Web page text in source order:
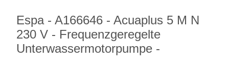
Espa - A166646 - Acuaplus 5 M N
230 V - Frequenzgeregelte
Unterwassermotorpumpe -